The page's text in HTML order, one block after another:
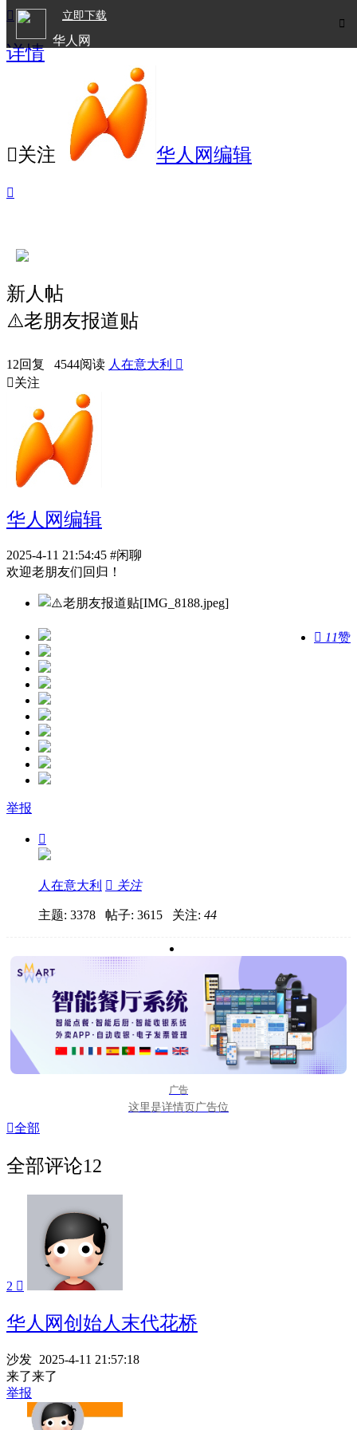

立即下载
华人网

详情
关注 华人网编辑

新人帖
⚠️老朋友报道贴
12回复 4544阅读 人在意大利 
关注
华人网编辑
2025-4-11 21:54:45 #闲聊
欢迎老朋友们回归！
 11赞
举报

人在意大利  关注
主题: 3378 帖子: 3615 关注: 44
广告
这里是详情页广告位
全部
全部评论12
2 
华人网创始人末代花桥
沙发 2025-4-11 21:57:18
来了来了
举报